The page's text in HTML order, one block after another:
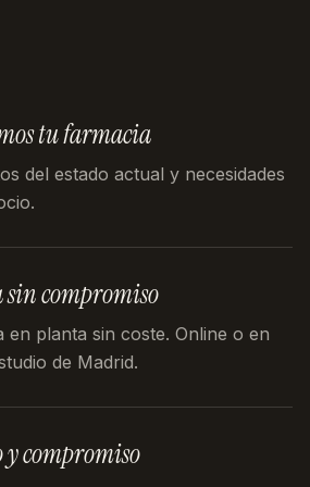
tu farmacia
del estado actual y necesidades
compromiso
en planta sin coste. Online o en
de Madrid.
compromiso